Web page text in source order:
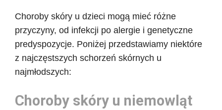
Choroby skóry u dzieci mogą mieć różne
przyczyny, od infekcji po alergie i genetyczne
predyspozycje. Poniżej przedstawiamy niektóre
z najczęstszych schorzeń skórnych u
najmłodszych:
Choroby skóry u niemowląt